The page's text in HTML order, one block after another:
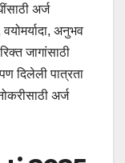
अर्ज
अनुभव
जागांसाठी
दिलेली पात्रता
अर्ज